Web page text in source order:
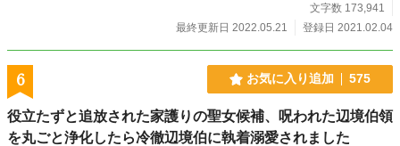
スタで四月に『完結』した話に差し替えいたいと思っており
文字数 173,941
最終更新日 2022.05.21
登録日 2021.02.04
6 お気に入り追加 575
役立たずと追放された家護りの聖女候補、呪われた辺境伯領
を丸ごと浄化したら冷徹辺境伯に執着溺愛されました